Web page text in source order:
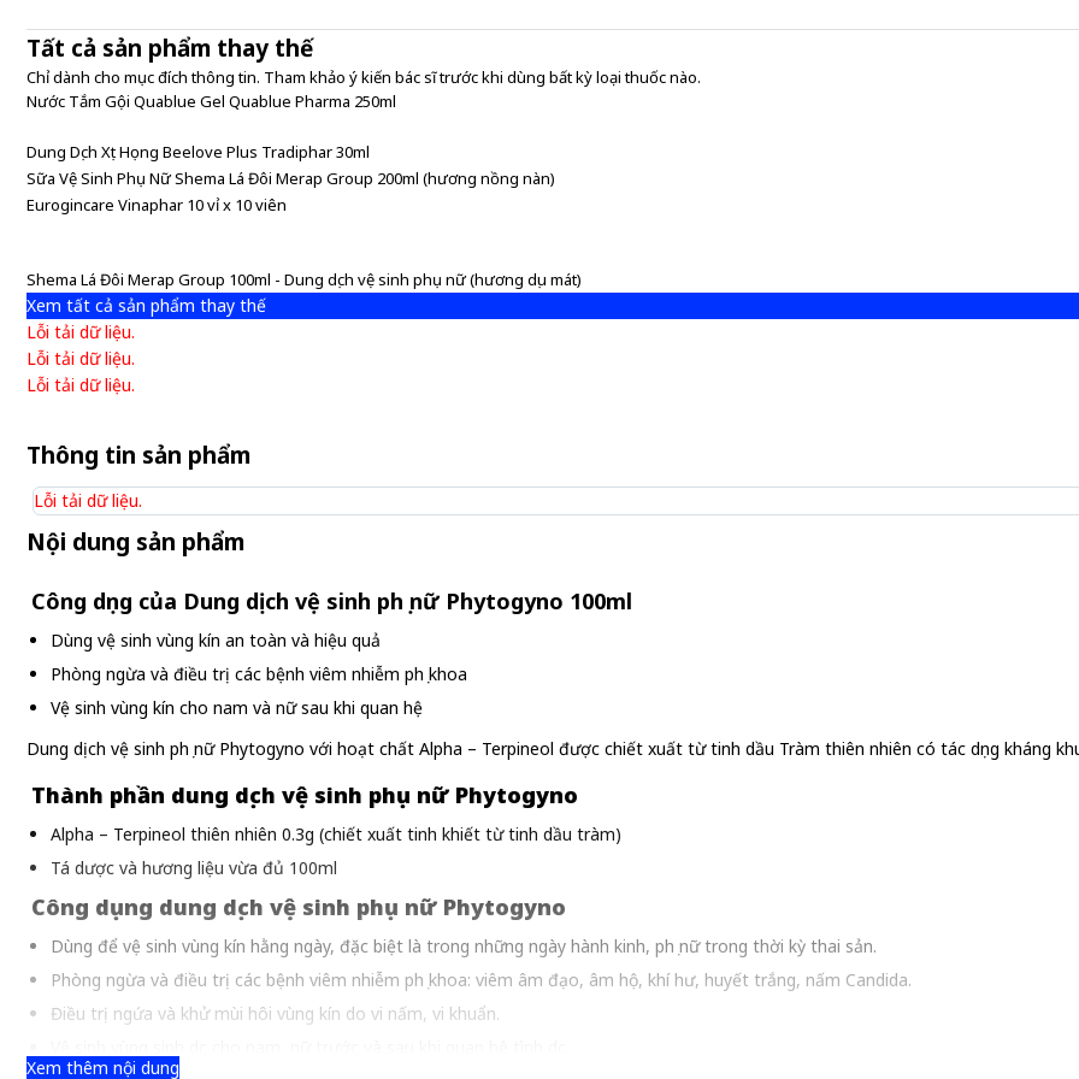
Tất cả sản phẩm thay thế
Chỉ dành cho mục đích thông tin. Tham khảo ý kiến bác sĩ trước khi dùng bất kỳ loại thuốc nào.
Nước Tắm Gội Quablue Gel Quablue Pharma 250ml
Dung Dịch Xịt Họng Beelove Plus Tradiphar 30ml
Sữa Vệ Sinh Phụ Nữ Shema Lá Đôi Merap Group 200ml (hương nồng nàn)
Eurogincare Vinaphar 10 vỉ x 10 viên
Shema Lá Đôi Merap Group 100ml - Dung dịch vệ sinh phụ nữ (hương dịu mát)
Xem tất cả sản phẩm thay thế
Lỗi tải dữ liệu.
Lỗi tải dữ liệu.
Lỗi tải dữ liệu.
Thông tin sản phẩm
Lỗi tải dữ liệu.
Nội dung sản phẩm
Công dụng của Dung dịch vệ sinh phụ nữ Phytogyno 100ml
Dùng vệ sinh vùng kín an toàn và hiệu quả
Phòng ngừa và điều trị các bệnh viêm nhiễm phụ khoa
Vệ sinh vùng kín cho nam và nữ sau khi quan hệ
Dung dịch vệ sinh phụ nữ Phytogyno với hoạt chất Alpha – Terpineol được chiết xuất từ tinh dầu Tràm thiên nhiên có tác dụng kháng
Thành phần dung dịch vệ sinh phụ nữ Phytogyno
Alpha – Terpineol thiên nhiên 0.3g (chiết xuất tinh khiết từ tinh dầu tràm)
Tá dược và hương liệu vừa đủ 100ml
Công dụng dung dịch vệ sinh phụ nữ Phytogyno
Dùng để vệ sinh vùng kín hằng ngày, đặc biệt là trong những ngày hành kinh, phụ nữ trong thời kỳ thai sản.
Phòng ngừa và điều trị các bệnh viêm nhiễm phụ khoa: viêm âm đạo, âm hộ, khí hư, huyết trắng, nấm Candida.
Điều trị ngứa và khử mùi hôi vùng kín do vi nấm, vi khuẩn.
Xem thêm nội dung